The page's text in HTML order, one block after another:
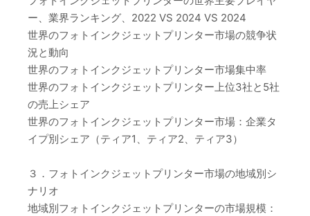
ー、業界ランキング、2022 VS 2024 VS 2024
世界のフォトインクジェットプリンター市場の競争状
況と動向
世界のフォトインクジェットプリンター市場集中率
世界のフォトインクジェットプリンター上位3社と5社
の売上シェア
世界のフォトインクジェットプリンター市場：企業タ
イプ別シェア（ティア1、ティア2、ティア3）
３．フォトインクジェットプリンター市場の地域別シ
ナリオ
地域別フォトインクジェットプリンターの市場規模：